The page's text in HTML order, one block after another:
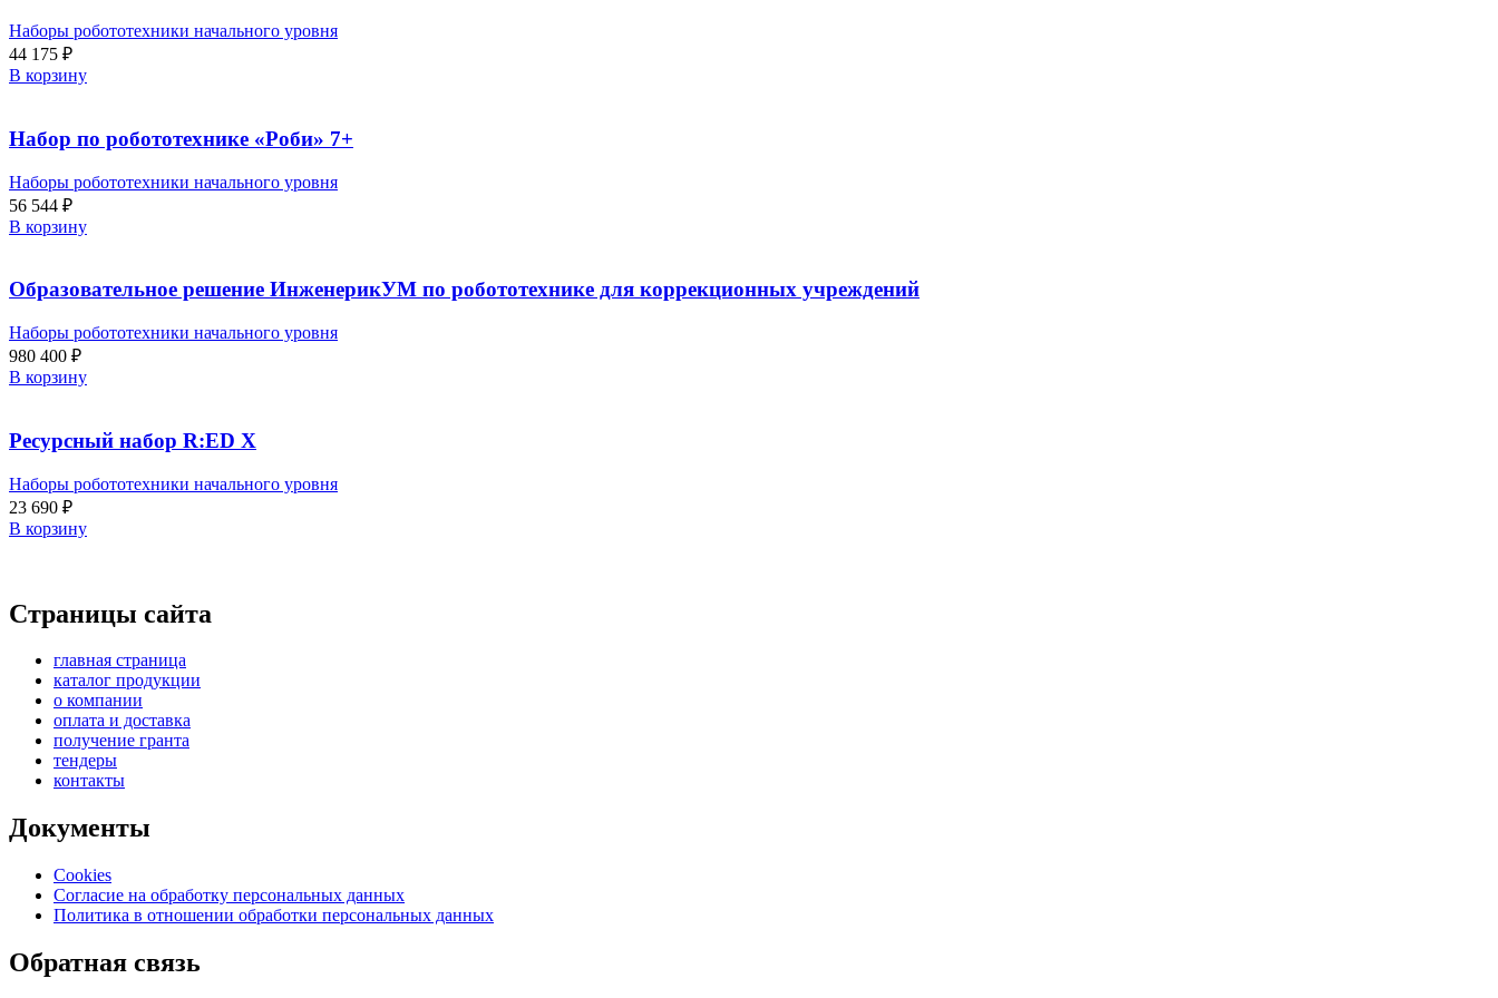
Наборы робототехники начального уровня
44 175 ₽
В корзину
Набор по робототехнике «Роби» 7+
Наборы робототехники начального уровня
56 544 ₽
В корзину
Образовательное решение ИнженерикУМ по робототехнике для коррекционных учреждений
Наборы робототехники начального уровня
980 400 ₽
В корзину
Ресурсный набор R:ED X
Наборы робототехники начального уровня
23 690 ₽
В корзину
Страницы сайта
главная страница
каталог продукции
о компании
оплата и доставка
получение гранта
тендеры
контакты
Документы
Cookies
Согласие на обработку персональных данных
Политика в отношении обработки персональных данных
Обратная связь